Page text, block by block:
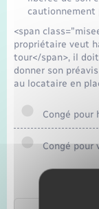
cautionnement
<span
propriétaire veut
tour</span>, il
donner son
au locataire en
Congé pour
Congé pour